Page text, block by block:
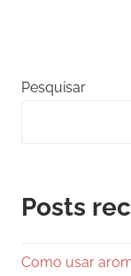
Pesquisar
Posts
Como usar